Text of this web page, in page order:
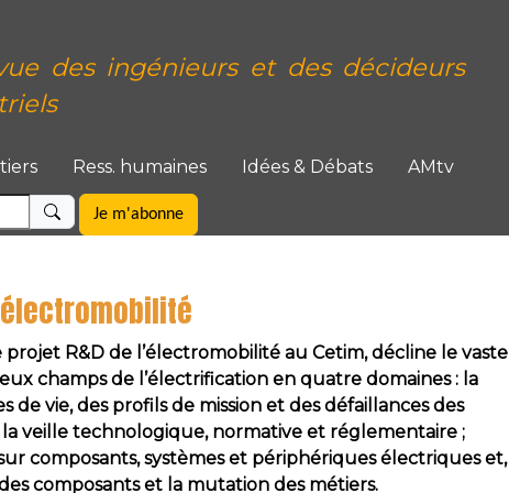
des ingénieurs et des décideurs
Ress. humaines Idées & Débats AMtv
Je m'abonne
projet R&D de l’électromobilité au Cetim, décline le vaste
champs de l’électrification en quatre domaines : la
de vie, des profils de mission et des défaillances des
veille technologique, normative et réglementaire ;
sur composants, systèmes et périphériques électriques et,
composants et la mutation des métiers.